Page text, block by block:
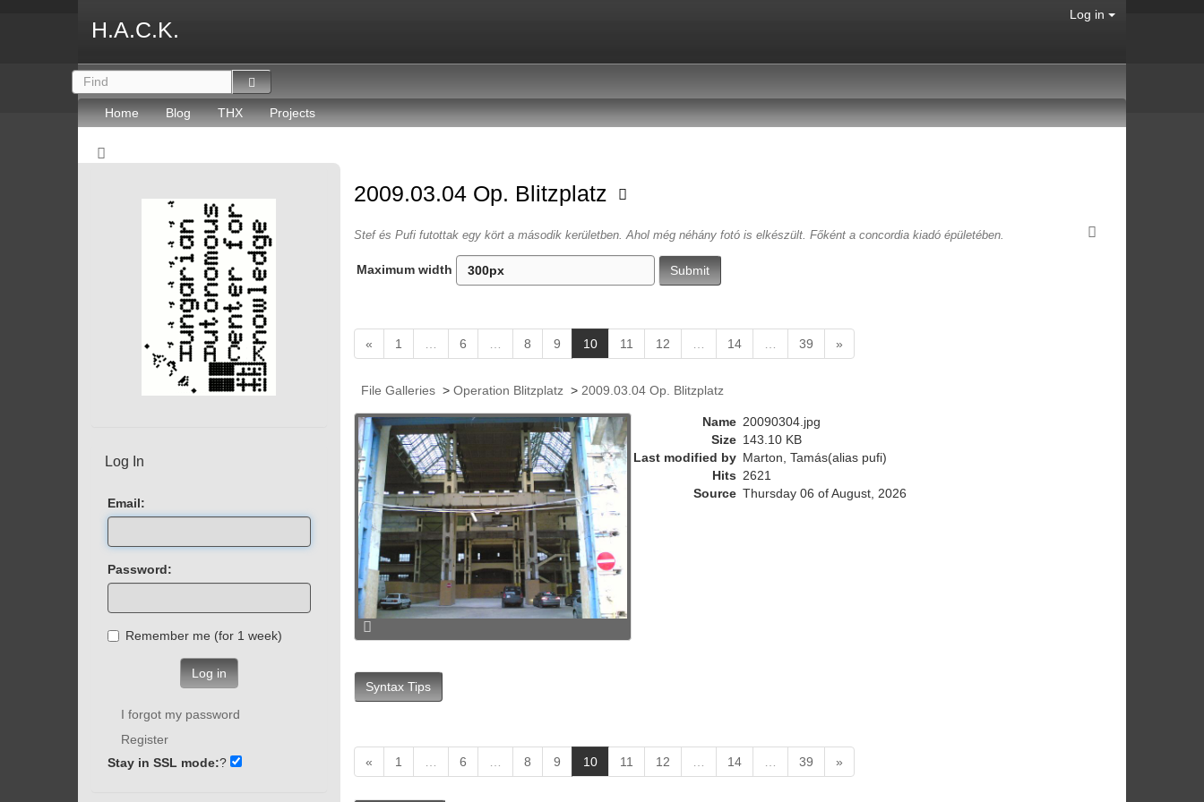
H.A.C.K.
Log in
Home Blog THX Projects
2009.03.04 Op. Blitzplatz
Stef és Pufi futottak egy kört a második kerületben. Ahol még néhány fotó is elkészült. Főként a concordia kiadó épületében.
Maximum width
« 1 6 8 9 10(
c
r
r
e
n
t
)
11 12 14 39 »
File Galleries> Operation Blitzplatz> 2009.03.04 Op. Blitzplatz
Name 20090304.jpg
Size 143.10 KB
Last modified by Marton, Tamás(alias pufi)
Hits 2621
Source Thursday 06 of August, 2026
Syntax Tips
« 1 6 8 9 10(
c
11 12 14 39 »
Log In
Email:
Password:
Remember me (for 1 week)
Log in
I forgot my password
Register
Stay in SSL mode:?